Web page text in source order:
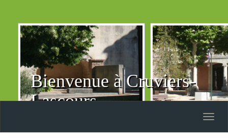
Bienvenue à Cruviers-
Lascours
Toggle